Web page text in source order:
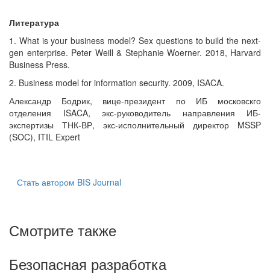
Литература
1. What is your business model? Sex questions to build the next-
gen enterprise. Peter Weill & Stephanie Woerner. 2018, Harvard
Business Press.
2. Business model for information security. 2009, ISACA.
Александр Бодрик, вице-президент по ИБ московскго
отделения ISACA, экс-руководитель направления ИБ-
экспертизы ТНК-ВР, экс-исполнительный директор MSSP
(SOC), ITIL Expert
Стать автором BIS Journal
Смотрите также
Безопасная разработка